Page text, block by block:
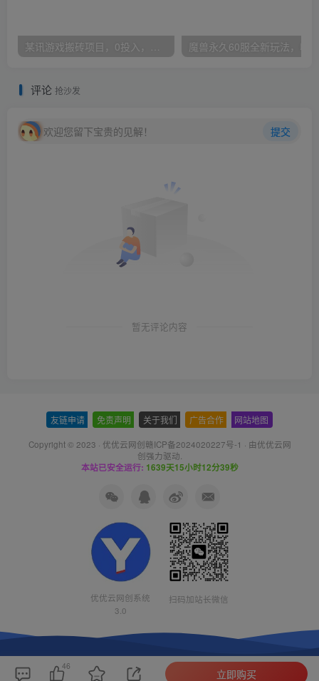
某讯游戏搬砖项目，0投入，可以挂机，轻松上手,月入3000+上不封顶
评论 抢沙发
欢迎您留下宝贵的见解！ 提交
暂无评论内容
友链申请 免责声明 关于我们 广告合作 网站地图
Copyright © 2023 · 优优云网创赣ICP备2024020227号-1 · 由优优云网
创强力驱动.
本站已安全运行: 1639天15小时12分39秒
优优云网创系统
3.0
扫码加站长微信
46
立即购买